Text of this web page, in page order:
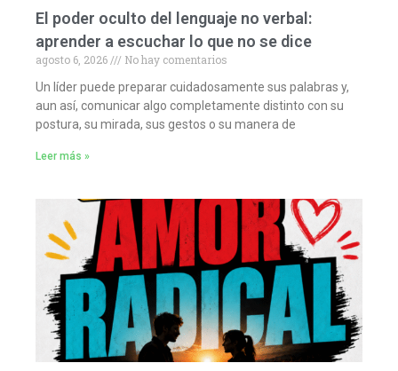
El poder oculto del lenguaje no verbal:
aprender a escuchar lo que no se dice
agosto 6, 2026
No hay comentarios
Un líder puede preparar cuidadosamente sus palabras y,
aun así, comunicar algo completamente distinto con su
postura, su mirada, sus gestos o su manera de
Leer más »